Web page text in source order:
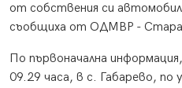
от собствения си
съобщиха от ОДМВР - Стара
По първоначална
09.29 часа, в с. Габарево, по